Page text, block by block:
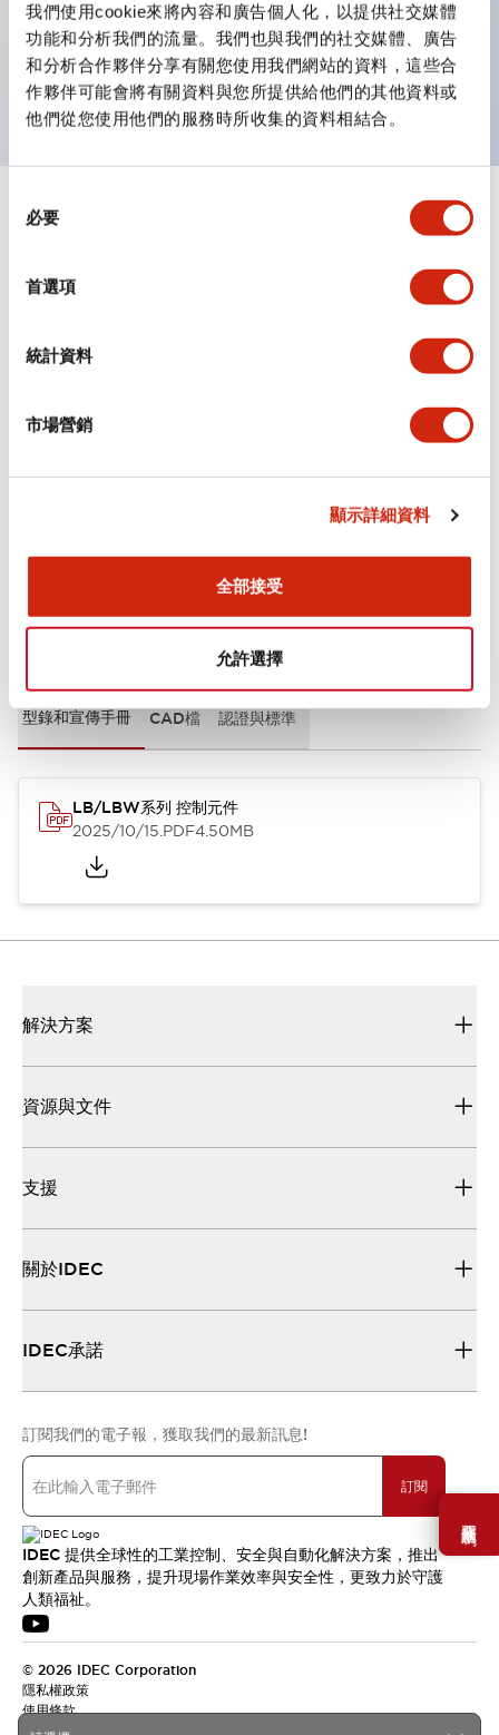
我們使用cookie來將內容和廣告個人化，以提供社交媒體
功能和分析我們的流量。我們也與我們的社交媒體、廣告
和分析合作夥伴分享有關您使用我們網站的資料，這些合
作夥伴可能會將有關資料與您所提供給他們的其他資料或
他們從您使用他們的服務時所收集的資料相結合。
必要
首選項
統計資料
市場營銷
顯示詳細資料
全部接受
允許選擇
需要幫助嗎？
按鈕開關、選擇開關、帶鎖選擇開關最多3c接點。
邊框顏色有黑色與金屬色兩種。
LED照明帶來明亮且清晰的照明面
規格 顯示全部 +
文件和檔案
型錄和宣傳手冊 CAD檔 認證與標準
LB/LBW系列 控制元件
2025/10/15.PDF4.50MB
解決方案
資源與文件
支援
關於IDEC
IDEC承諾
訂閱我們的電子報，獲取我們的最新訊息!
訂閱
IDEC 提供全球性的工業控制、安全與自動化解決方案，推出
創新產品與服務，提升現場作業效率與安全性，更致力於守護
人類福祉。
© 2026 IDEC Corporation
隱私權政策
使用條款